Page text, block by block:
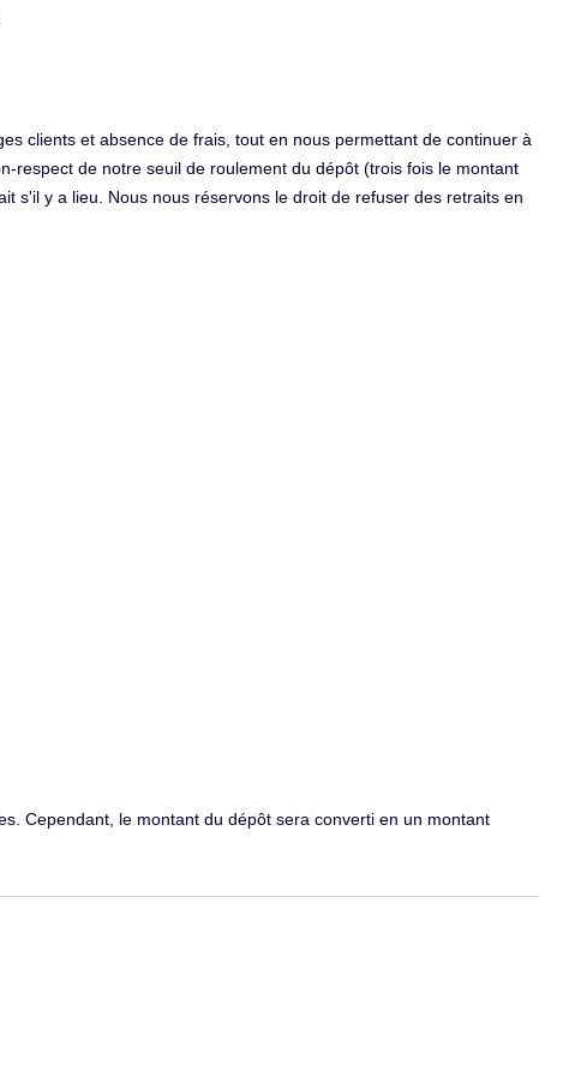
clients et absence de frais, tout en nous permettant de continuer à
respect de notre seuil de roulement du dépôt (trois fois le montant
s'il y a lieu. Nous nous réservons le droit de refuser des retraits en
Cependant, le montant du dépôt sera converti en un montant